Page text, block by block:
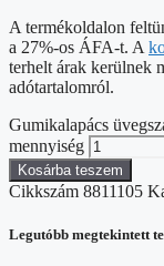
A termékoldalon
a 27%-os ÁFA-t. A
terhelt árak kerülnek
adótartalomról.
Gumikalapács
mennyiség
Kosárba teszem
Cikkszám 8811105
Legutóbb megtekintett